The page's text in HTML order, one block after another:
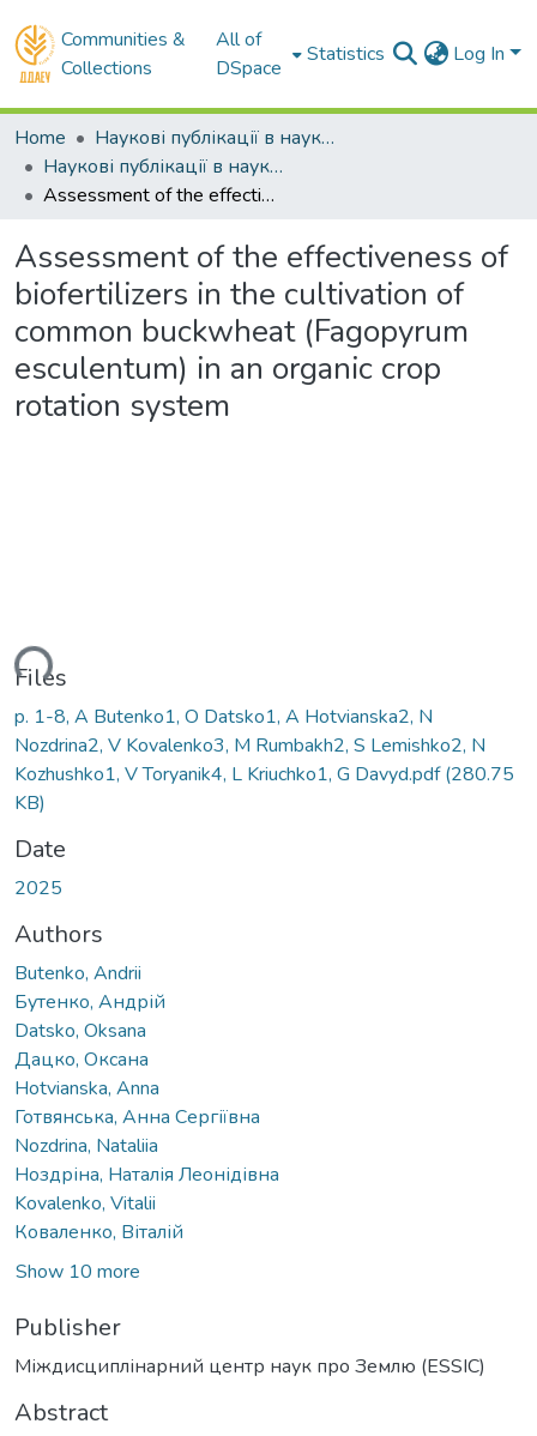
Communities &
Collections
All of
DSpace
Statistics Log In
Home
Наукові публікації в наукометричних базах Scopus та Web of Science
Наукові публікації в наукометричній базі Scopus
Assessment of the effectiveness of biofertilizers in the cultivation of common buckwheat (Fagopyrum esculentum) in an organic crop rotation system
Assessment of the effectiveness of
biofertilizers in the cultivation of
common buckwheat (Fagopyrum
esculentum) in an organic crop
rotation system
Files
p. 1-8, A Butenko1, O Datsko1, A Hotvianska2, N
Nozdrina2, V Kovalenko3, M Rumbakh2, S Lemishko2, N
Kozhushko1, V Toryanik4, L Kriuchko1, G Davyd.pdf(280.75
KB)
Date
2025
Authors
Butenko, Andrii
Бутенко, Андрій
Datsko, Oksana
Дацко, Оксана
Hotvianska, Anna
Готвянська, Анна Сергіївна
Nozdrina, Nataliia
Ноздріна, Наталія Леонідівна
Kovalenko, Vitalii
Коваленко, Віталій
Show 10 more
Publisher
Міждисциплінарний центр наук про Землю (ESSIC)
Abstract